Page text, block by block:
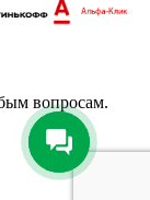
вопросам.